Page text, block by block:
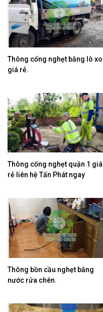
Thông cống nghẹt bằng lò xo
giá rẻ.
Thông cống nghẹt quận 1 giá
rẻ liên hệ Tấn Phát ngay
Thông bồn cầu nghẹt bằng
nước rửa chén.